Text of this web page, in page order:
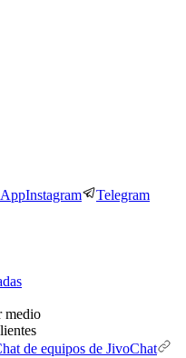
Instagram Telegram
medio
de equipos de JivoChat